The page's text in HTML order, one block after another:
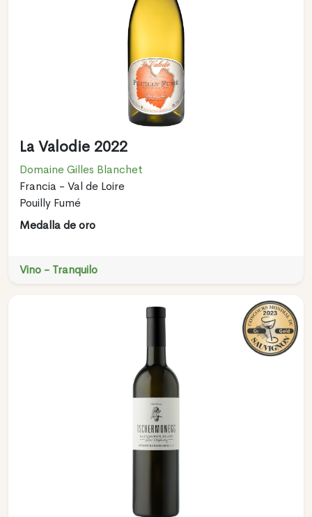
La Valodie 2022
Domaine Gilles Blanchet
Francia - Val de Loire
Pouilly Fumé
Medalla de oro
Vino - Tranquilo